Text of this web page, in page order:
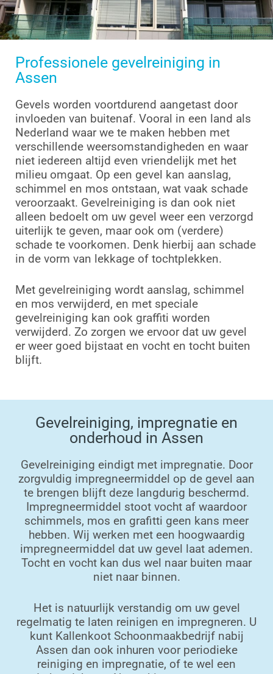
Professionele gevelreiniging in
Assen
Gevels worden voortdurend aangetast door
invloeden van buitenaf. Vooral in een land als
Nederland waar we te maken hebben met
verschillende weersomstandigheden en waar
niet iedereen altijd even vriendelijk met het
milieu omgaat. Op een gevel kan aanslag,
schimmel en mos ontstaan, wat vaak schade
veroorzaakt. Gevelreiniging is dan ook niet
alleen bedoelt om uw gevel weer een verzorgd
uiterlijk te geven, maar ook om (verdere)
schade te voorkomen. Denk hierbij aan schade
in de vorm van lekkage of tochtplekken.
Met gevelreiniging wordt aanslag, schimmel
en mos verwijderd, en met speciale
gevelreiniging kan ook graffiti worden
verwijderd. Zo zorgen we ervoor dat uw gevel
er weer goed bijstaat en vocht en tocht buiten
blijft.
Gevelreiniging, impregnatie en
onderhoud in Assen
Gevelreiniging eindigt met impregnatie. Door
zorgvuldig impregneermiddel op de gevel aan
te brengen blijft deze langdurig beschermd.
Impregneermiddel stoot vocht af waardoor
schimmels, mos en grafitti geen kans meer
hebben. Wij werken met een hoogwaardig
impregneermiddel dat uw gevel laat ademen.
Tocht en vocht kan dus wel naar buiten maar
niet naar binnen.
Het is natuurlijk verstandig om uw gevel
regelmatig te laten reinigen en impregneren. U
kunt Kallenkoot Schoonmaakbedrijf nabij
Assen dan ook inhuren voor periodieke
reiniging en impregnatie, of te wel een